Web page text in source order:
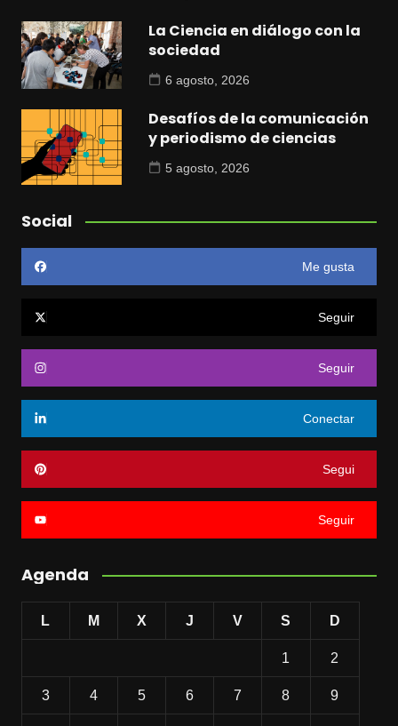
La Ciencia en diálogo con la
sociedad
6 agosto, 2026
Desafíos de la comunicación
y periodismo de ciencias
5 agosto, 2026
Social
Me gusta
Seguir
Seguir
Conectar
Segui
Seguir
Agenda
L M X J V S D
1 2
3 4 5 6 7 8 9